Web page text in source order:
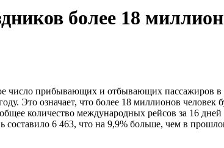
более 18
число прибывающих и отбывающих пассажиров в
Это означает, что более 18 миллионов человек
количество международных рейсов за 16 дней
6 463, что на 9,9% больше, чем в